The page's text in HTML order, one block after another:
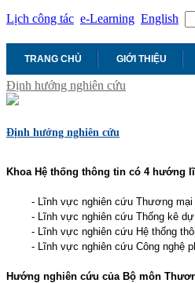
Lịch công tác e-Learning English
TRANG CHỦ GIỚI THIỆU
Định hướng nghiên cứu
Định hướng nghiên cứu
Khoa Hệ thống thông tin có 4 hướng
- Lĩnh vực nghiên cứu Thương
- Lĩnh vực nghiên cứu Thống kê
- Lĩnh vực nghiên cứu Hệ thống
- Lĩnh vực nghiên cứu Công nghệ
Hướng nghiên cứu của Bộ môn